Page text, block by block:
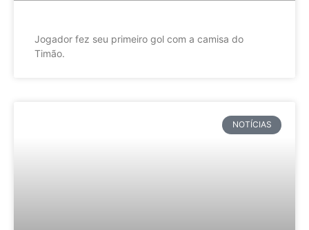
Jogador fez seu primeiro gol com a camisa do
Timão.
NOTÍCIAS